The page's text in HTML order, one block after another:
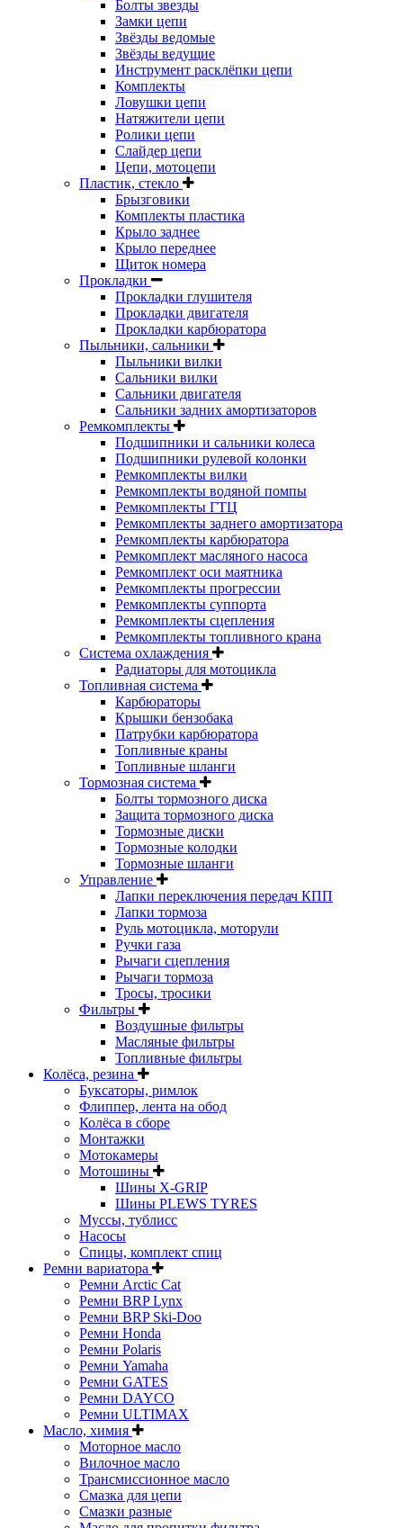
Болты звезды
Замки цепи
Звёзды ведомые
Звёзды ведущие
Инструмент расклёпки цепи
Комплекты
Ловушки цепи
Натяжители цепи
Ролики цепи
Слайдер цепи
Цепи, мотоцепи
Пластик, стекло
Брызговики
Комплекты пластика
Крыло заднее
Крыло переднее
Щиток номера
Прокладки
Прокладки глушителя
Прокладки двигателя
Прокладки карбюратора
Пыльники, сальники
Пыльники вилки
Сальники вилки
Сальники двигателя
Сальники задних амортизаторов
Ремкомплекты
Подшипники и сальники колеса
Подшипники рулевой колонки
Ремкомплекты вилки
Ремкомплекты водяной помпы
Ремкомплекты ГТЦ
Ремкомплекты заднего амортизатора
Ремкомплекты карбюратора
Ремкомплект масляного насоса
Ремкомплект оси маятника
Ремкомплекты прогрессии
Ремкомплекты суппорта
Ремкомплекты сцепления
Ремкомплекты топливного крана
Система охлаждения
Радиаторы для мотоцикла
Топливная система
Карбюраторы
Крышки бензобака
Патрубки карбюратора
Топливные краны
Топливные шланги
Тормозная система
Болты тормозного диска
Защита тормозного диска
Тормозные диски
Тормозные колодки
Тормозные шланги
Управление
Лапки переключения передач КПП
Лапки тормоза
Руль мотоцикла, моторули
Ручки газа
Рычаги сцепления
Рычаги тормоза
Тросы, тросики
Фильтры
Воздушные фильтры
Масляные фильтры
Топливные фильтры
Колёса, резина
Буксаторы, римлок
Флиппер, лента на обод
Колёса в сборе
Монтажки
Мотокамеры
Мотошины
Шины X-GRIP
Шины PLEWS TYRES
Муссы, тублисс
Насосы
Спицы, комплект спиц
Ремни вариатора
Ремни Arctic Cat
Ремни BRP Lynx
Ремни BRP Ski-Doo
Ремни Honda
Ремни Polaris
Ремни Yamaha
Ремни GATES
Ремни DAYCO
Ремни ULTIMAX
Масло, химия
Моторное масло
Вилочное масло
Трансмиссионное масло
Смазка для цепи
Смазки разные